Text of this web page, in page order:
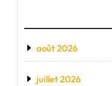
août 2026
juillet 2026